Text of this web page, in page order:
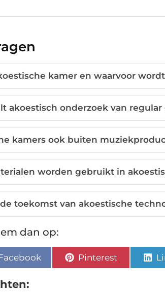
kamer en waarvoor
akoestisch onderzoek van
kamers ook buiten
worden gebruikt in
toekomst van akoestische
dan op:
Pinterest